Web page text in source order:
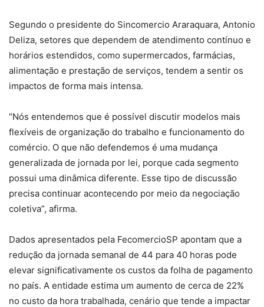
Segundo o presidente do Sincomercio Araraquara, Antonio
Deliza, setores que dependem de atendimento contínuo e
horários estendidos, como supermercados, farmácias,
alimentação e prestação de serviços, tendem a sentir os
impactos de forma mais intensa.
“Nós entendemos que é possível discutir modelos mais
flexíveis de organização do trabalho e funcionamento do
comércio. O que não defendemos é uma mudança
generalizada de jornada por lei, porque cada segmento
possui uma dinâmica diferente. Esse tipo de discussão
precisa continuar acontecendo por meio da negociação
coletiva”, afirma.
Dados apresentados pela FecomercioSP apontam que a
redução da jornada semanal de 44 para 40 horas pode
elevar significativamente os custos da folha de pagamento
no país. A entidade estima um aumento de cerca de 22%
no custo da hora trabalhada, cenário que tende a impactar